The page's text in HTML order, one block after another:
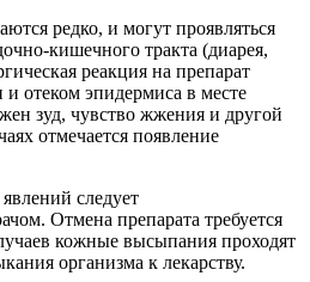
редко, и могут проявляться
кишечного тракта (диарея,
реакция на препарат
отеком эпидермиса в месте
зуд, чувство жжения и другой
отмечается появление
следует
Отмена препарата требуется
кожные высыпания проходят
организма к лекарству.